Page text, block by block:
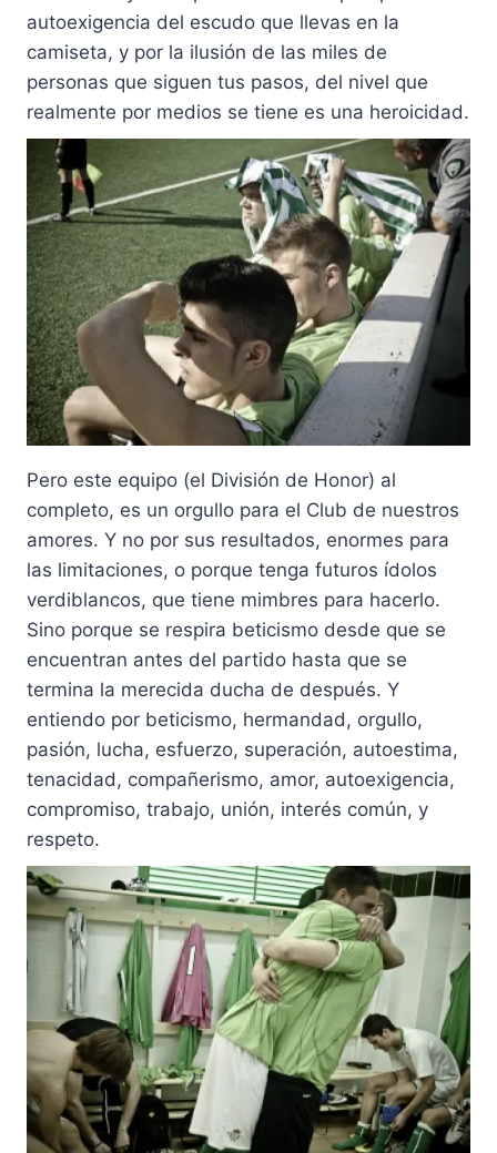
autoexigencia del escudo que llevas en la
camiseta, y por la ilusión de las miles de
personas que siguen tus pasos, del nivel que
realmente por medios se tiene es una heroicidad.
Pero este equipo (el División de Honor) al
completo, es un orgullo para el Club de nuestros
amores. Y no por sus resultados, enormes para
las limitaciones, o porque tenga futuros ídolos
verdiblancos, que tiene mimbres para hacerlo.
Sino porque se respira beticismo desde que se
encuentran antes del partido hasta que se
termina la merecida ducha de después. Y
entiendo por beticismo, hermandad, orgullo,
pasión, lucha, esfuerzo, superación, autoestima,
tenacidad, compañerismo, amor, autoexigencia,
compromiso, trabajo, unión, interés común, y
respeto.